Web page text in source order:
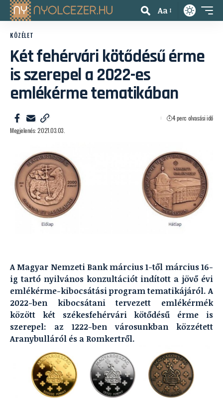
Aa
KÖZÉLET
Két fehérvári kötődésű érme
is szerepel a 2022-es
emlékérme tematikában
Megjelenés: 2021.03.03.
4 perc olvasási idő
A Magyar Nemzeti Bank március 1-től március 16-
ig tartó nyilvános konzultációt indított a jövő évi
emlékérme-kibocsátási program tematikájáról. A
2022-ben kibocsátani tervezett emlékérmék
között két székesfehérvári kötődésű érme is
szerepel: az 1222-ben városunkban közzétett
Aranybulláról és a Romkertről.